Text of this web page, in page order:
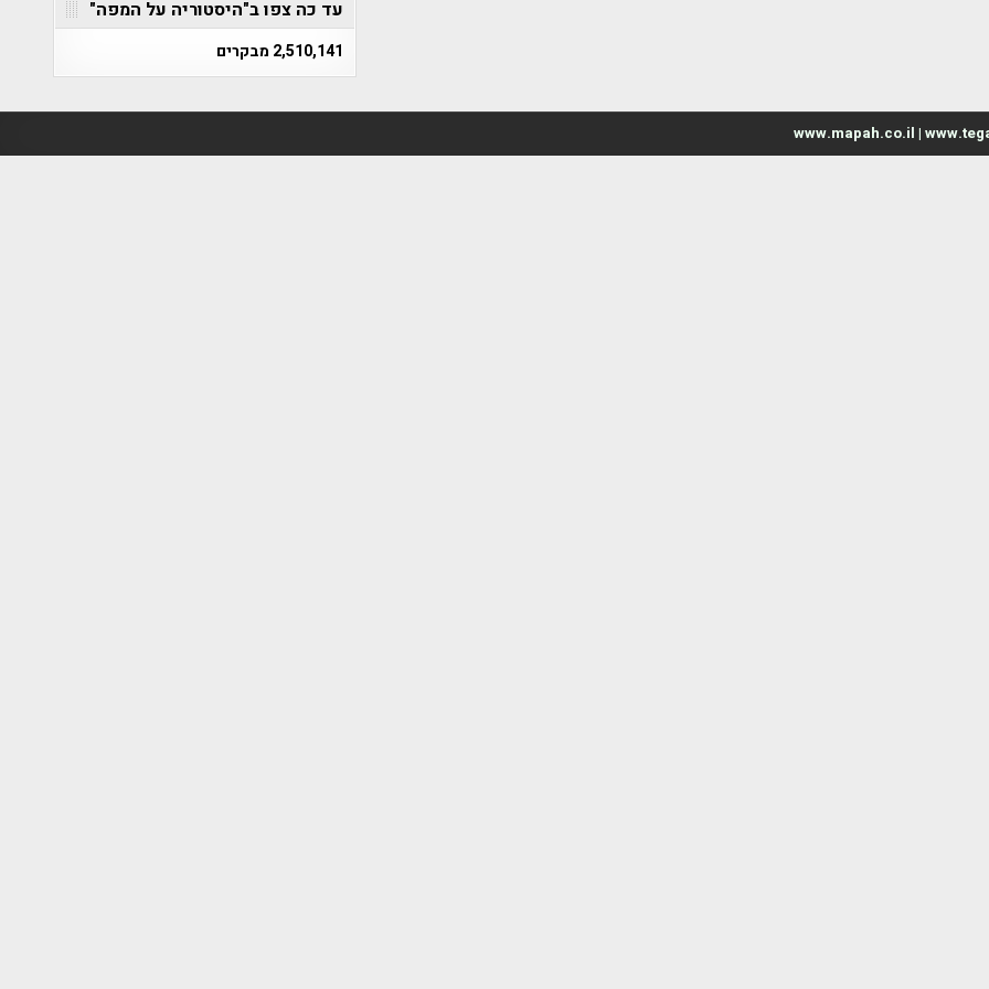
עד כה צפו ב"היסטוריה על המפה"
2,510,141 מבקרים